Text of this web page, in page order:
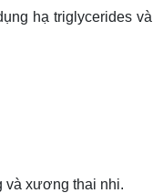
hạ triglycerides và
và xương thai nhi.